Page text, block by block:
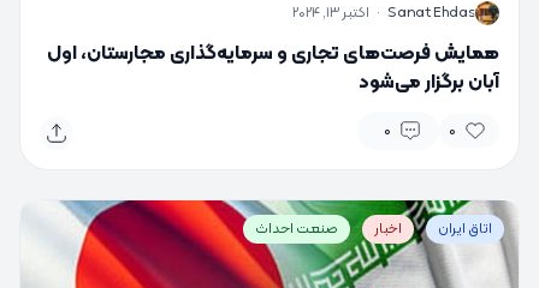
S
Sanat Ehdas
· اکتبر 13, 2024
همایش فرصت‌های تجاری و سرمایه‌گذاری مجارستان، اول
آبان برگزار می‌شود
0
0
اتاق ایران اخبار صنعت احداث